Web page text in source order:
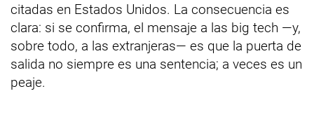
citadas en Estados Unidos. La consecuencia es
clara: si se confirma, el mensaje a las big tech —y,
sobre todo, a las extranjeras— es que la puerta de
salida no siempre es una sentencia; a veces es un
peaje.